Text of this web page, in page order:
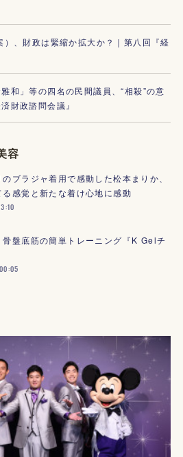
、財政は緊縮か拡大か？｜第八回『経
和」等の四名の民間議員、“相殺”の意
財政諮問会議』
容
ブラジャ着用で感動した松本まりか、
る感覚と新たな着け心地に感動
骨盤底筋の簡単トレーニング『K Gelチ